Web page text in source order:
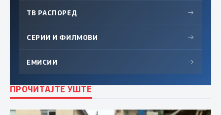
ТВ РАСПОРЕД →
СЕРИИ И ФИЛМОВИ →
ЕМИСИИ →
ПРОЧИТАЈТЕ УШТЕ